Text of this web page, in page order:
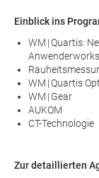
Einblick ins
WM | Quartis:
WM | Quartis
WM | Gear
AUKOM
CT-Technologie
Zur detaillierten